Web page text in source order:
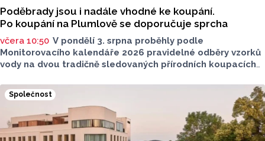
Poděbrady jsou i nadále vhodné ke koupání.
Po koupání na Plumlově se doporučuje sprcha
včera 10:50 V pondělí 3. srpna proběhly podle
Monitorovacího kalendáře 2026 pravidelné odběry vzorků
vody na dvou tradičně sledovaných přírodních koupacích
(VN Plumlov) a v Koupací oblasti Poděbrady (KO
Poděbrady). Monitoring byl proveden Krajskou
hygienickou stanicí Olomouckého kraje (KHS)
ve spolupráci se Zdravotním ústavem se sídlem v Ostravě,
Centrem hygienických laboratoří v Olomouci.
Společnost